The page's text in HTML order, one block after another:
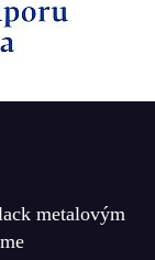
metalovým